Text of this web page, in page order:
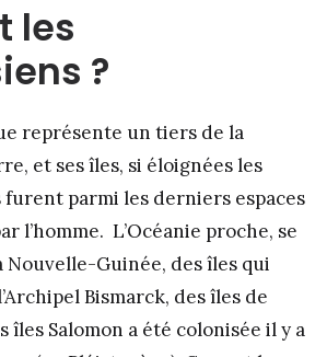
les
?
représente un tiers de la
et ses îles, si éloignées les
furent parmi les derniers espaces
l’homme. L’Océanie proche, se
Nouvelle-Guinée, des îles qui
Bismarck, des îles de
îles Salomon a été colonisée il y a